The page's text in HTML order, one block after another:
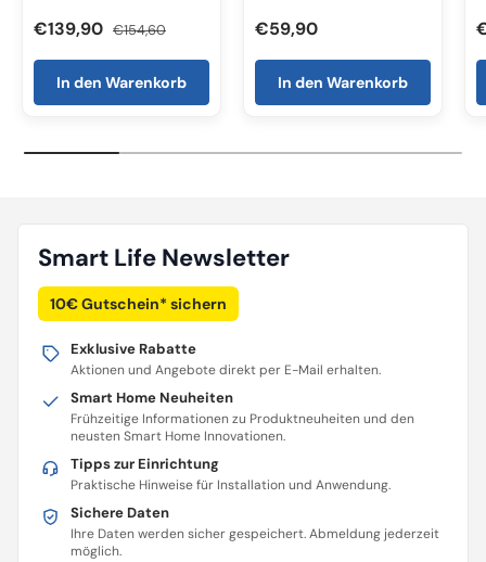
€139,90 €154,60
In den Warenkorb
€59,90
In den Warenkorb
Smart Life Newsletter
10€ Gutschein* sichern
Exklusive Rabatte
Aktionen und Angebote direkt per E-Mail erhalten.
Smart Home Neuheiten
Frühzeitige Informationen zu Produktneuheiten und den
neusten Smart Home Innovationen.
Tipps zur Einrichtung
Praktische Hinweise für Installation und Anwendung.
Sichere Daten
Ihre Daten werden sicher gespeichert. Abmeldung jederzeit
möglich.